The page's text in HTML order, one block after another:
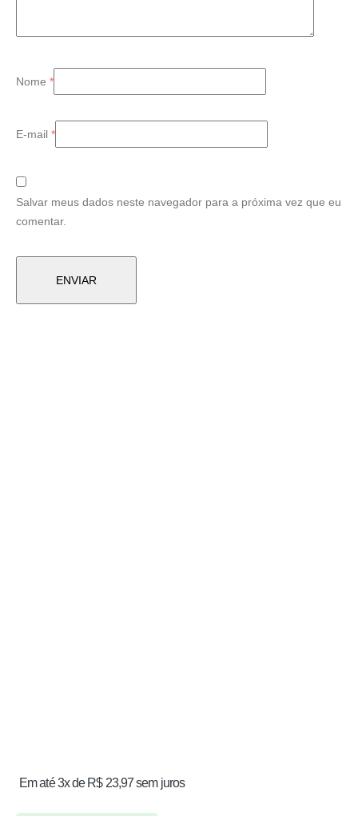
Nome *
E-mail *
Salvar meus dados neste navegador para a próxima vez que eu
comentar.
Em até 3x de R$23,97sem juros